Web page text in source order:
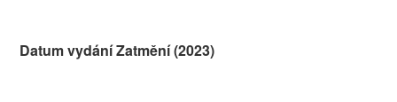
Datum vydání Zatmění (2023)